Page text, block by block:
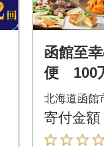
函館至
便 100
S001-
北海道函館
寄付金額